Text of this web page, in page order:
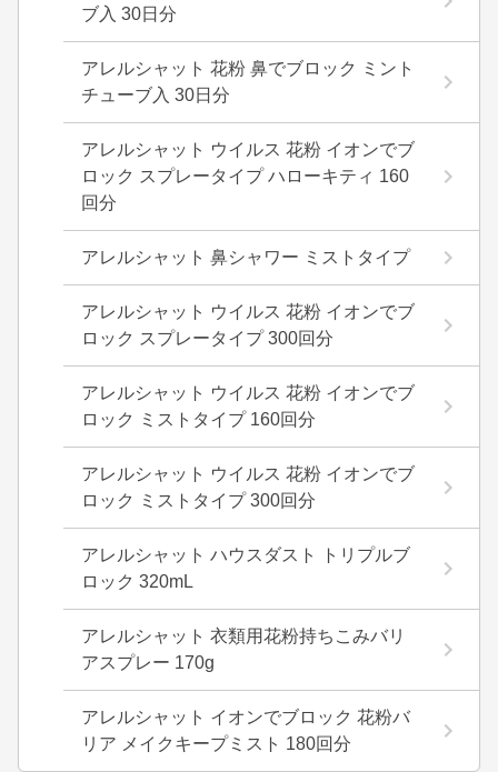
ブ入 30日分
アレルシャット 花粉 鼻でブロック ミント
チューブ入 30日分
アレルシャット ウイルス 花粉 イオンでブ
ロック スプレータイプ ハローキティ 160
回分
アレルシャット 鼻シャワー ミストタイプ
アレルシャット ウイルス 花粉 イオンでブ
ロック スプレータイプ 300回分
アレルシャット ウイルス 花粉 イオンでブ
ロック ミストタイプ 160回分
アレルシャット ウイルス 花粉 イオンでブ
ロック ミストタイプ 300回分
アレルシャット ハウスダスト トリプルブ
ロック 320mL
アレルシャット 衣類用花粉持ちこみバリ
アスプレー 170g
アレルシャット イオンでブロック 花粉バ
リア メイクキープミスト 180回分